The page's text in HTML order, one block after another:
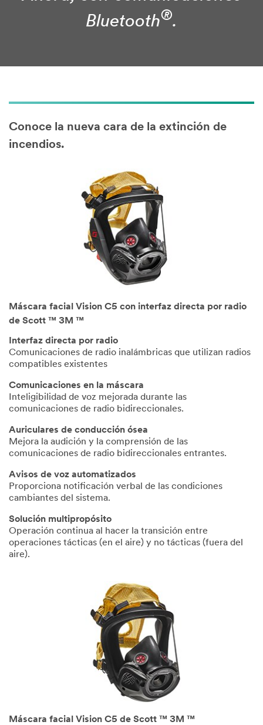
Bluetooth®.
Conoce la nueva cara de la extinción de
incendios.
Máscara facial Vision C5 con interfaz directa por radio
de Scott ™ 3M ™
Interfaz directa por radio
Comunicaciones de radio inalámbricas que utilizan radios
compatibles existentes
Comunicaciones en la máscara
Inteligibilidad de voz mejorada durante las
comunicaciones de radio bidireccionales.
Auriculares de conducción ósea
Mejora la audición y la comprensión de las
comunicaciones de radio bidireccionales entrantes.
Avisos de voz automatizados
Proporciona notificación verbal de las condiciones
cambiantes del sistema.
Solución multipropósito
Operación continua al hacer la transición entre
operaciones tácticas (en el aire) y no tácticas (fuera del
aire).
Máscara facial Vision C5 de Scott ™ 3M ™